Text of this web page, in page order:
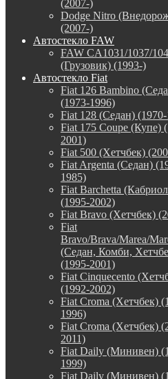
(2007-)
Dodge Nitro
(2007-)
Автостекло FAW
FAW CA1031/1037/
(Грузовик) (1993-)
Автостекло Fiat
Fiat 126 Bambino
(1973-1996)
Fiat 128 (Седан)
Fiat 175 Coupe (Купе)
2001)
Fiat 500 (Хетчбек)
Fiat Argenta (Седан)
1985)
Fiat Barchetta
(1995-2002)
Fiat Bravo (Хетчбек)
Fiat
Bravo/Brava/Marea/
(Седан, Комби,
(1995-2001)
Fiat Cinquecento
(1992-2002)
Fiat Croma (Хетчбек)
1996)
Fiat Croma (Хетчбек)
2011)
Fiat Daily (Минивен)
1999)
Fiat Daily (Минивен)